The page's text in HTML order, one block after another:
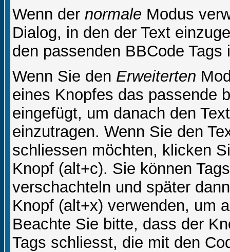
Wenn der normale Modus
Dialog, in den der Text
den passenden BBCode
Wenn Sie den Erweiterten
eines Knopfes das passende
eingefügt, um danach den
einzutragen. Wenn Sie den
schliessen möchten, klicken
Knopf (alt+c). Sie können
verschachteln und später
Knopf (alt+x) verwenden, um
Beachte Sie bitte, dass der
Tags schliesst, die mit den